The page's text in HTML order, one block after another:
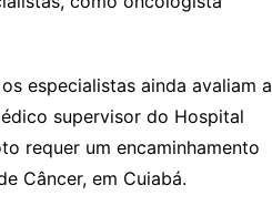
especialistas ainda avaliam a
supervisor do Hospital
requer um encaminhamento
Câncer, em Cuiabá.